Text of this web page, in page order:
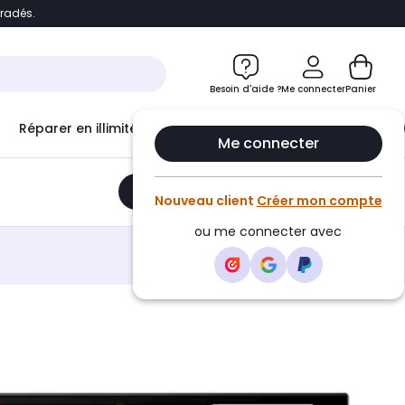
Accéder directement au chatbot
Besoin d'aide ?Me connecter
Me connecter
Nouveau client Créer mon compte
ou me connecter avec
Panier
Réparer en illimité avec Le Club Infinity
Ajouter au panier